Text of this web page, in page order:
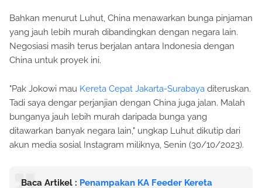
Bahkan menurut Luhut, China menawarkan bunga pinjaman
yang jauh lebih murah dibandingkan dengan negara lain.
Negosiasi masih terus berjalan antara Indonesia dengan
China untuk proyek ini.
"Pak Jokowi mau Kereta Cepat Jakarta-Surabaya diteruskan.
Tadi saya dengar perjanjian dengan China juga jalan. Malah
bunganya jauh lebih murah daripada bunga yang
ditawarkan banyak negara lain," ungkap Luhut dikutip dari
akun media sosial Instagram miliknya, Senin (30/10/2023).
Baca Artikel : Penampakan KA Feeder Kereta